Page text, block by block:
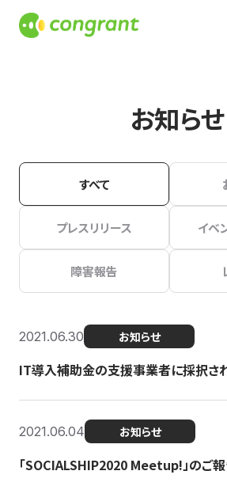
お知らせ
すべて
プレスリリース イベ
障害報告
2021.06.30 お知らせ
IT導入補助金の支援事業者に採択され
2021.06.04 お知らせ
「SOCIALSHIP2020 Meetup!」のご報